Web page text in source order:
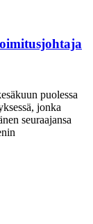
puolessa
jonka
seuraajansa